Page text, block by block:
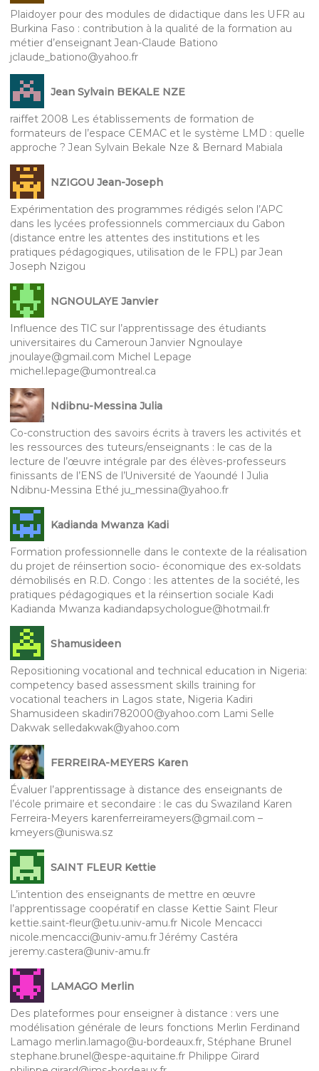
Plaidoyer pour des modules de didactique dans les UFR au
Burkina Faso : contribution à la qualité de la formation au
métier d’enseignant Jean-Claude Bationo
jclaude_bationo@yahoo.fr
Jean Sylvain BEKALE NZE
raiffet 2008 Les établissements de formation de
formateurs de l’espace CEMAC et le système LMD : quelle
approche ? Jean Sylvain Bekale Nze & Bernard Mabiala
NZIGOU Jean-Joseph
Expérimentation des programmes rédigés selon l’APC
dans les lycées professionnels commerciaux du Gabon
(distance entre les attentes des institutions et les
pratiques pédagogiques, utilisation de le FPL) par Jean
Joseph Nzigou
NGNOULAYE Janvier
Influence des TIC sur l’apprentissage des étudiants
universitaires du Cameroun Janvier Ngnoulaye
jnoulaye@gmail.com Michel Lepage
michel.lepage@umontreal.ca
Ndibnu-Messina Julia
Co-construction des savoirs écrits à travers les activités et
les ressources des tuteurs/enseignants : le cas de la
lecture de l’œuvre intégrale par des élèves-professeurs
finissants de l’ENS de l’Université de Yaoundé I Julia
Ndibnu-Messina Ethé ju_messina@yahoo.fr
Kadianda Mwanza Kadi
Formation professionnelle dans le contexte de la réalisation
du projet de réinsertion socio- économique des ex-soldats
démobilisés en R.D. Congo : les attentes de la société, les
pratiques pédagogiques et la réinsertion sociale Kadi
Kadianda Mwanza kadiandapsychologue@hotmail.fr
Shamusideen
Repositioning vocational and technical education in Nigeria:
competency based assessment skills training for
vocational teachers in Lagos state, Nigeria Kadiri
Shamusideen skadiri782000@yahoo.com Lami Selle
Dakwak selledakwak@yahoo.com
FERREIRA-MEYERS Karen
Évaluer l’apprentissage à distance des enseignants de
l’école primaire et secondaire : le cas du Swaziland Karen
Ferreira-Meyers karenferreirameyers@gmail.com –
kmeyers@uniswa.sz
SAINT FLEUR Kettie
L’intention des enseignants de mettre en œuvre
l’apprentissage coopératif en classe Kettie Saint Fleur
kettie.saint-fleur@etu.univ-amu.fr Nicole Mencacci
nicole.mencacci@univ-amu.fr Jérémy Castéra
jeremy.castera@univ-amu.fr
LAMAGO Merlin
Des plateformes pour enseigner à distance : vers une
modélisation générale de leurs fonctions Merlin Ferdinand
Lamago merlin.lamago@u-bordeaux.fr, Stéphane Brunel
stephane.brunel@espe-aquitaine.fr Philippe Girard